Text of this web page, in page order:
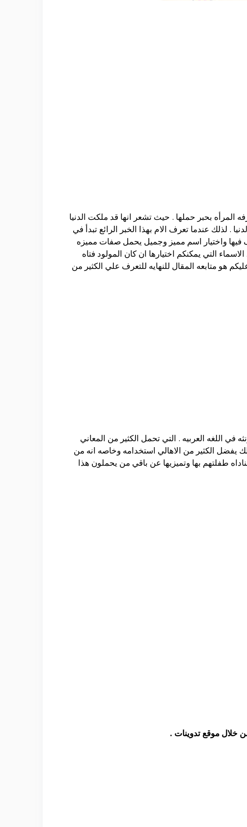
المرأه بحبر حملها . حيث تشعر انها قد ملكت الدنيا
عندما تعرف الام بهذا الخبر الرائع تبدأ في
فيها واختيار اسم مميز وجميل يحمل صفات مميزه
التي يمكنكم اختيارها ان كان المولود فتاه
هو متابعه المقال للنهايه للتعرف علي الكثير من
في اللغه العربيه . التي تحمل الكثير من المعاني
يفضل الكثير من الاهالي استخدامه وخاصه انه من
طفلتهم بها وتميزيها عن باقي من يحملون هذا
خلال موقع تدوينات .